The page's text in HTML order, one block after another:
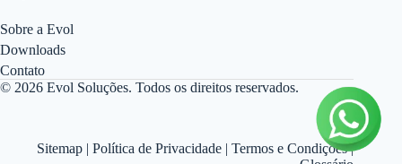
Sobre a Evol
Downloads
Contato
© 2026 Evol Soluções. Todos os direitos reservados.
Sitemap |Política de Privacidade |Termos e Condições|